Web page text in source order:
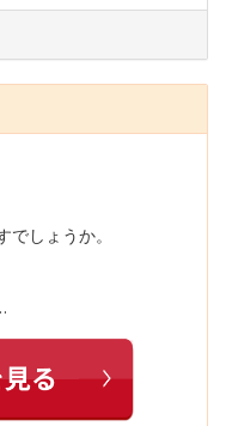
しょうか。